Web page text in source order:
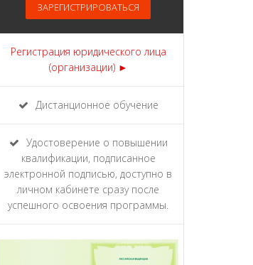
ЗАРЕГИСТРИРОВАТЬСЯ
Регистрация юридического лица
(организации) ►
Дистанционное обучение
Удостоверение о повышении
квалификации, подписанное
электронной подписью, доступно в
личном кабинете сразу после
успешного освоения программы.